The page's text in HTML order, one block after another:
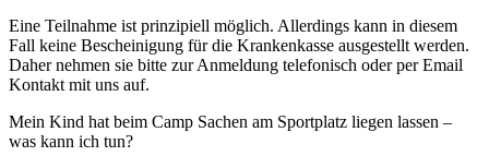
Eine Teilnahme ist prinzipiell möglich. Allerdings kann in diesem
Fall keine Bescheinigung für die Krankenkasse ausgestellt werden.
Daher nehmen sie bitte zur Anmeldung telefonisch oder per Email
Kontakt mit uns auf.
Mein Kind hat beim Camp Sachen am Sportplatz liegen lassen –
was kann ich tun?